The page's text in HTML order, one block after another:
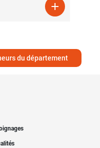

du département